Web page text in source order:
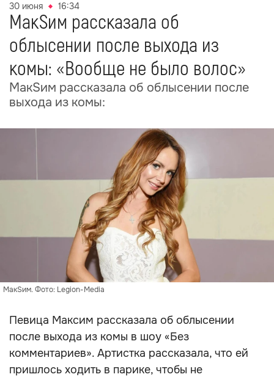
30 июня 16:34
МакSим рассказала об
облысении после выхода из
комы: «Вообще не было волос»
МакSим рассказала об облысении после
выхода из комы:
МакSим. Фото: Legion-Media
Певица Максим рассказала об облысении
после выхода из комы в шоу «Без
комментариев». Артистка рассказала, что ей
пришлось ходить в парике, чтобы не